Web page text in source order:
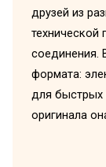
друзей из
технической
соединения.
формата:
для быстрых
оригинала